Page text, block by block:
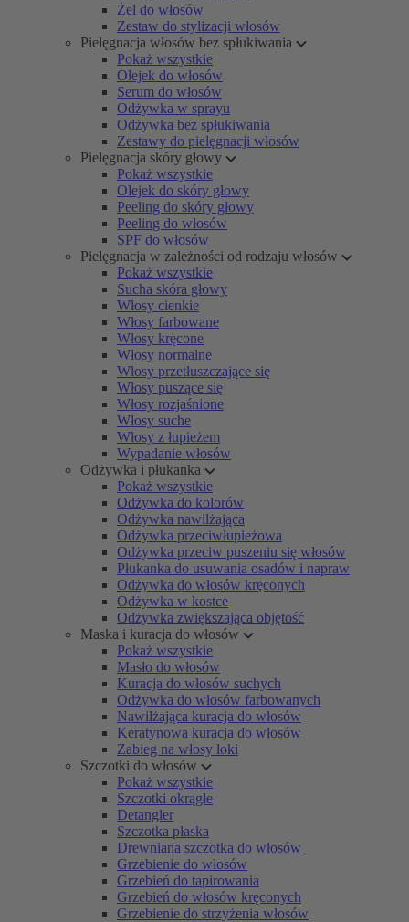
Żel do włosów
Zestaw do stylizacji włosów
Pielęgnacja włosów bez spłukiwania
Pokaż wszystkie
Olejek do włosów
Serum do włosów
Odżywka w sprayu
Odżywka bez spłukiwania
Zestawy do pielęgnacji włosów
Pielęgnacja skóry głowy
Pokaż wszystkie
Olejek do skóry głowy
Peeling do skóry głowy
Peeling do włosów
SPF do włosów
Pielęgnacja w zależności od rodzaju włosów
Pokaż wszystkie
Sucha skóra głowy
Włosy cienkie
Włosy farbowane
Włosy kręcone
Włosy normalne
Włosy przetłuszczające się
Włosy puszące się
Włosy rozjaśnione
Włosy suche
Włosy z łupieżem
Wypadanie włosów
Odżywka i płukanka
Pokaż wszystkie
Odżywka do kolorów
Odżywka nawilżająca
Odżywka przeciwłupieżowa
Odżywka przeciw puszeniu się włosów
Płukanka do usuwania osadów i napraw
Odżywka do włosów kręconych
Odżywka w kostce
Odżywka zwiększająca objętość
Maska i kuracja do włosów
Pokaż wszystkie
Masło do włosów
Kuracja do włosów suchych
Odżywka do włosów farbowanych
Nawilżająca kuracja do włosów
Keratynowa kuracja do włosów
Zabieg na włosy loki
Szczotki do włosów
Pokaż wszystkie
Szczotki okrągłe
Detangler
Szczotka płaska
Drewniana szczotka do włosów
Grzebienie do włosów
Grzebień do tapirowania
Grzebień do włosów kręconych
Grzebienie do strzyżenia włosów